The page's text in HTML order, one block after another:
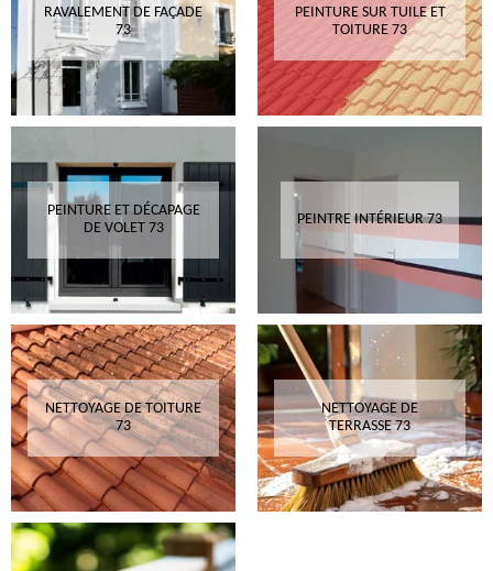
RAVALEMENT DE FAÇADE
73
PEINTURE SUR TUILE ET
TOITURE 73
PEINTURE ET DÉCAPAGE
DE VOLET 73
PEINTRE INTÉRIEUR 73
NETTOYAGE DE TOITURE
73
NETTOYAGE DE
TERRASSE 73